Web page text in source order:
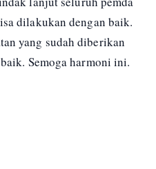
dilakukan dengan baik.
yang sudah diberikan
Semoga harmoni ini.